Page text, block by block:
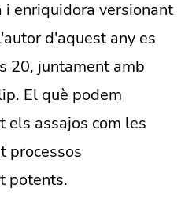
i enriquidora versionant
d'aquest any es
20, juntament amb
El què podem
els assajos com les
processos
potents.